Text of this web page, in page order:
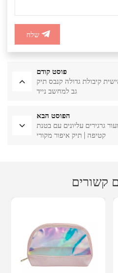
שלח
פוסט קודם
קיבולת גדולה קנבס תיק
גב למחשב נייד
הפוסט הבא
גרגירים עליונים עם בטנת
קטיפה | תיק איפור מקורי
קשורים